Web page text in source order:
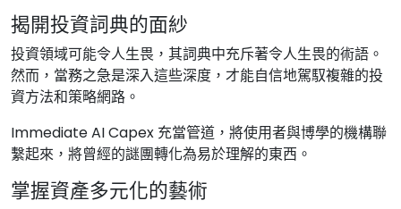
揭開投資詞典的面紗
投資領域可能令人生畏，其詞典中充斥著令人生畏的術語。
然而，當務之急是深入這些深度，才能自信地駕馭複雜的投
資方法和策略網路。
Immediate AI Capex 充當管道，將使用者與博學的機構聯
繫起來，將曾經的謎團轉化為易於理解的東西。
掌握資產多元化的藝術